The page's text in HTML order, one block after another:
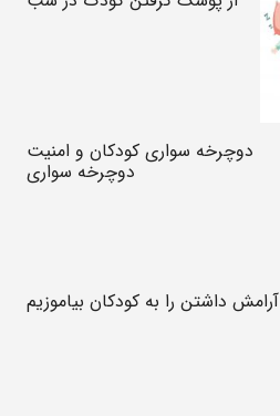
دوچرخه سواری کودکان و امنیت
دوچرخه سواری
آرامش داشتن را به کودکان بیاموزیم